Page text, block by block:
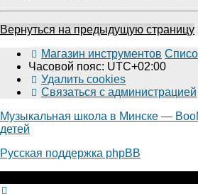
Вернуться на предыдущую страницу
Магазин инструментов
Часовой пояс: UTC+02:00
Удалить cookies
Связаться с администрацией
Музыкальная школа в Минске —
детей
Русская поддержка phpBB